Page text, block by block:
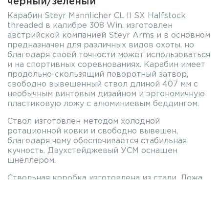
Карабин Steyr Mannlicher CL II SX Halfstock
threaded в калибре 308 Win. изготовлен
австрийской компанией Steyr Arms и в основном
предназначен для различных видов охоты, но
благодаря своей точности может использоваться
и на спортивных соревнованиях. Карабин имеет
продольно-скользящий поворотный затвор,
свободно вывешенный ствол длиной 407 мм с
необычным винтовым дизайном и эргономичную
пластиковую ложу с алюминиевым беддингом.
Ствол изготовлен методом холодной
ротационной ковки и свободно вывешен,
благодаря чему обеспечивается стабильная
кучность. Двухстейджевый УСМ оснащен
шнеллером.
Ствольная коробка изготовлена из стали. Ложа